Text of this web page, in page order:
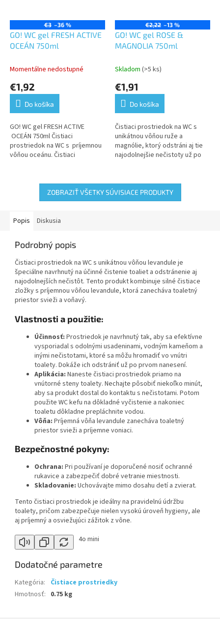
€3 –36 %
GO! WC gel FRESH ACTIVE
OCEÁN 750ml
Momentálne nedostupné
€1,92
Do košíka
GO! WC gel FRESH ACTIVE
OCEÁN 750ml Čistiaci
prostriedok na WC s príjemnou
vôňou oceánu. Čistiaci
€2,22 –13 %
GO! WC gel ROSE &
MAGNOLIA 750ml
Skladom (>5 ks)
€1,91
Do košíka
Čistiaci prostriedok na WC s
unikátnou vôňou ruže a
magnólie, ktorý odstráni aj tie
najodolnejšie nečistoty už po
vnútorných...
ZOBRAZIŤ VŠETKY SÚVISIACE PRODUKTY
Popis Diskusia
Podrobný popis
Čistiaci prostriedok na WC s unikátnou vôňou levandule je
špeciálne navrhnutý na účinné čistenie toaliet a odstránenie aj
najodolnejších nečistôt. Tento produkt kombinuje silné čistiace
zložky s príjemnou vôňou levandule, ktorá zanecháva toaletný
priestor svieži a voňavý.
Vlastnosti a použitie:
Účinnosť: Prostriedok je navrhnutý tak, aby sa efektívne
vysporiadal s odolnými usadeninami, vodným kameňom a
inými nečistotami, ktoré sa môžu hromadiť vo vnútri
toalety. Dokáže ich odstrániť už po prvom nanesení.
Aplikácia: Naneste čistiaci prostriedok priamo na
vnútorné steny toalety. Nechajte pôsobiť niekoľko minút,
aby sa produkt dostal do kontaktu s nečistotami. Potom
použite WC kefu na dôkladné vyčistenie a nakoniec
toaletu dôkladne prepláchnite vodou.
Vôňa: Príjemná vôňa levandule zanecháva toaletný
priestor svieži a príjemne voniaci.
Bezpečnostné pokyny:
Ochrana: Pri používaní je doporučené nosiť ochranné
rukavice a zabezpečiť dobré vetranie miestnosti.
Skladovanie: Uchovávajte mimo dosahu detí a zvierat.
Tento čistiaci prostriedok je ideálny na pravidelnú údržbu
toalety, pričom zabezpečuje nielen vysokú úroveň hygieny, ale
aj príjemný a osviežujúci zážitok z vône.
4o mini
Dodatočné parametre
Kategória:
Čistiace prostriedky
Hmotnosť: 0.75 kg